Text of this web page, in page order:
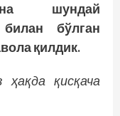
шундай
билан бўлган
қилдик.
ҳақда қисқача